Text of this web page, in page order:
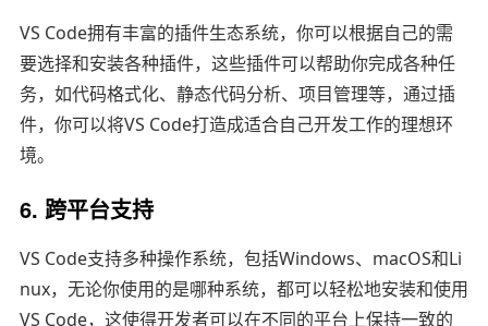
VS Code拥有丰富的插件生态系统，你可以根据自己的需
要选择和安装各种插件，这些插件可以帮助你完成各种任
务，如代码格式化、静态代码分析、项目管理等，通过插
件，你可以将VS Code打造成适合自己开发工作的理想环
境。
6. 跨平台支持
VS Code支持多种操作系统，包括Windows、macOS和Li
nux，无论你使用的是哪种系统，都可以轻松地安装和使用
VS Code，这使得开发者可以在不同的平台上保持一致的